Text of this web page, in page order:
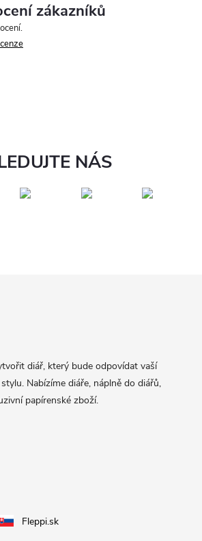
zákazníků
NÁS
diář, který bude odpovídat vaší
Nabízíme diáře, náplně do diářů,
papírenské zboží.
Fleppi.sk